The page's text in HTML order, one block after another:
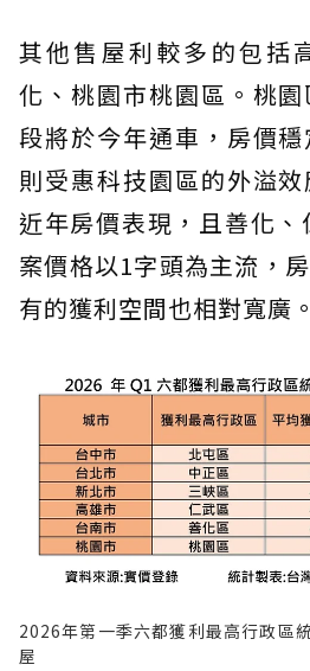
其他售屋利較多的包括
化、桃園市桃園區。桃
段將於今年通車，房價穩
則受惠科技園區的外溢
近年房價表現，且善化
案價格以1字頭為主流，
有的獲利空間也相對寬廣。
2026年第一季六都獲利最高行政區
屋